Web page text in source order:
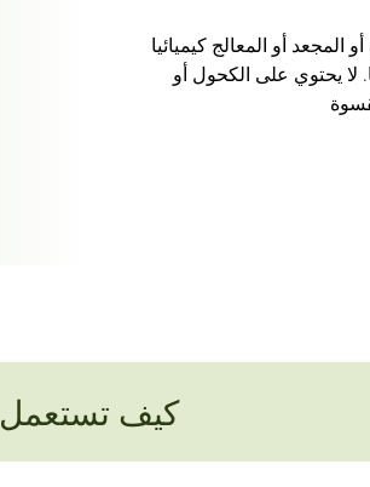
أو المعالج كيميائيا
لا يحتوي على الكحول أو
كيف تستعمل